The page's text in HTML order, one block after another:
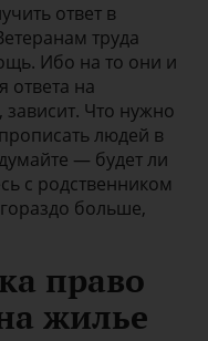
ответ в
труда
Ибо на то они и
ответа на
Что нужно
людей в
— будет ли
с родственником
больше,
право
жилье